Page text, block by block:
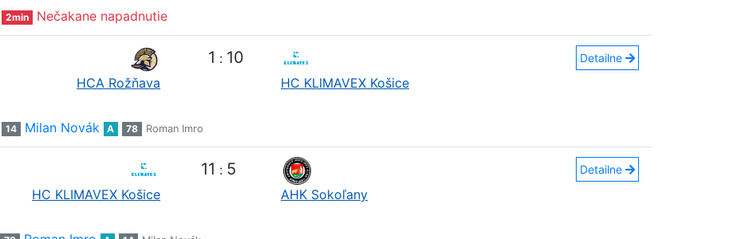
2min Nečakane napadnutie
HCA Rožňava
1 : 10
HC KLIMAVEX Košice
Detailne
14 Milan Novák A 78 Roman Imro
HC KLIMAVEX Košice
11 : 5
AHK Sokoľany
Detailne